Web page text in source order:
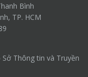
Bình
TP. HCM
Thông tin và Truyền